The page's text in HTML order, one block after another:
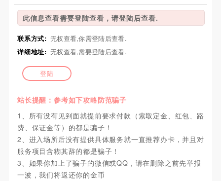
此信息查看需要登陆查看，请登陆后查看.
联系方式: 无权查看,你需登陆后查看.
详细地址: 无权查看,需要登陆后查看.
登陆
站长提醒：参考如下攻略防范骗子
1、所有没有见到面就提前要求付款（索取定金、红包、路
费、保证金等）的都是骗子！
2、进入场所后没有提供具体服务就一直推荐办卡，并且对
服务项目含糊其辞的都是骗子！
3、如果你加上了骗子的微信或QQ，请在删除之前先举报
一波，我们将返还你的金币